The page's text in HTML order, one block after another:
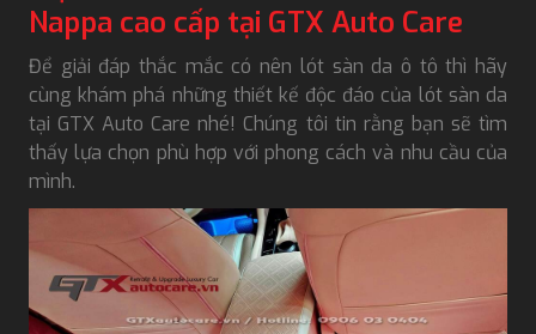
Nappa cao cấp tại GTX Auto Care
Để giải đáp thắc mắc có nên lót sàn da ô tô thì hãy
cùng khám phá những thiết kế độc đáo của lót sàn da
tại GTX Auto Care nhé! Chúng tôi tin rằng bạn sẽ tìm
thấy lựa chọn phù hợp với phong cách và nhu cầu của
mình.